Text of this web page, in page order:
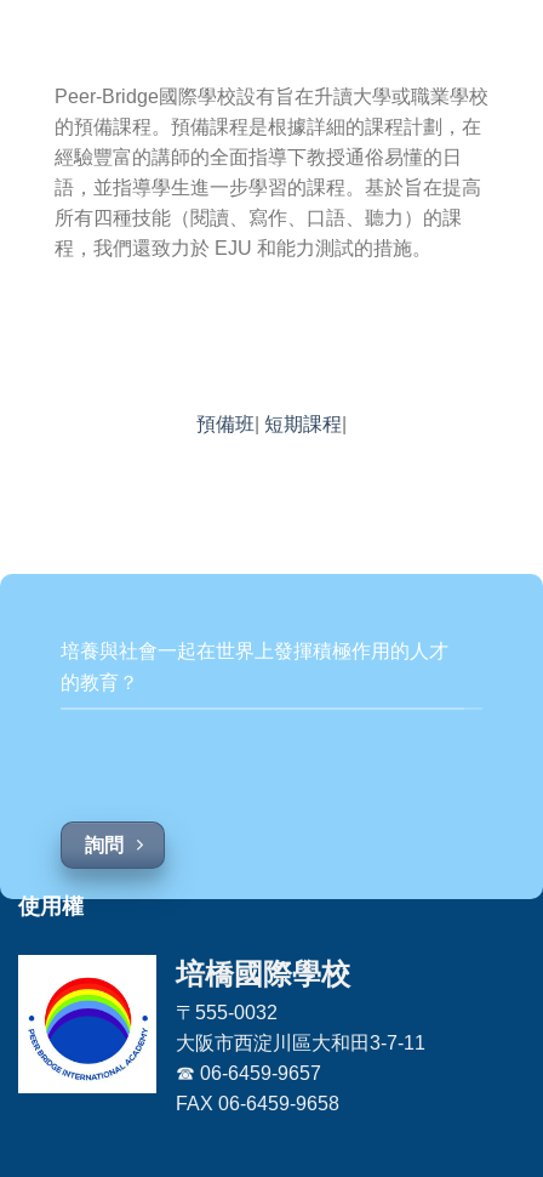
Peer-Bridge國際學校設有旨在升讀大學或職業學校
的預備課程。預備課程是根據詳細的課程計劃，在
經驗豐富的講師的全面指導下教授通俗易懂的日
語，並指導學生進一步學習的課程。基於旨在提高
所有四種技能（閱讀、寫作、口語、聽力）的課
程，我們還致力於 EJU 和能力測試的措施。
預備班 短期課程
培養與社會一起在世界上發揮積極作用的人才
的教育？
詢問
使用權
培橋國際學校
〒555-0032
大阪市西淀川區大和田3-7-11
☎ 06-6459-9657
FAX 06-6459-9658